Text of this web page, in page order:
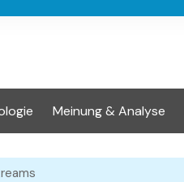
Meinung & Analyse